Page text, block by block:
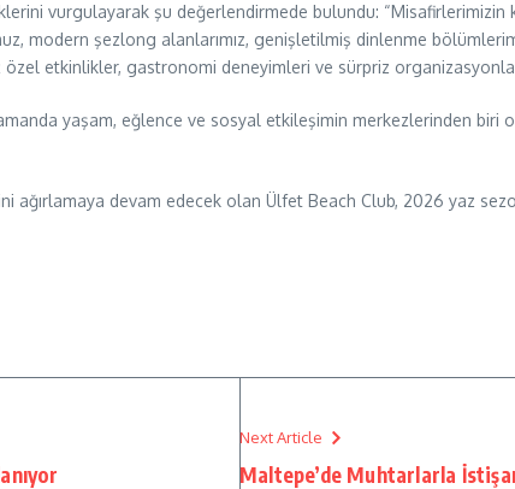
vurgulayarak şu değerlendirmede bulundu:
modern şezlong alanlarımız, genişletilmiş dinlenme
etkinlikler, gastronomi deneyimleri ve sürpriz
yaşam, eğlence ve sosyal etkileşimin merkezlerinden
ağırlamaya devam edecek olan Ülfet Beach Club, 2026 yaz
Next Article
Maltepe’de Muhtarlarla